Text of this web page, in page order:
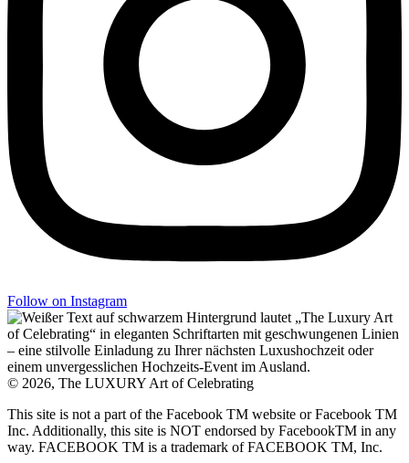
Follow on Instagram
© 2026, The LUXURY Art of Celebrating
This site is not a part of the Facebook TM website or Facebook TM
Inc. Additionally, this site is NOT endorsed by FacebookTM in any
way. FACEBOOK TM is a trademark of FACEBOOK TM, Inc.